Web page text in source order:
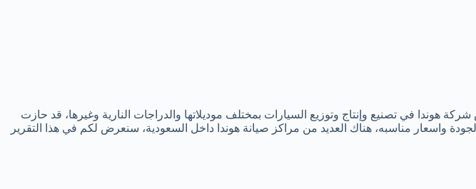
هوندا في تصنيع وإنتاج وتوزيع السيارات بمختلف موديلاتها والدراجات النارية وغيرها، قد حازت
واسعار مناسبه، هناك العديد من مراكز صيانة هوندا داخل السعودية، سنعرض لكم في هذا التقرير